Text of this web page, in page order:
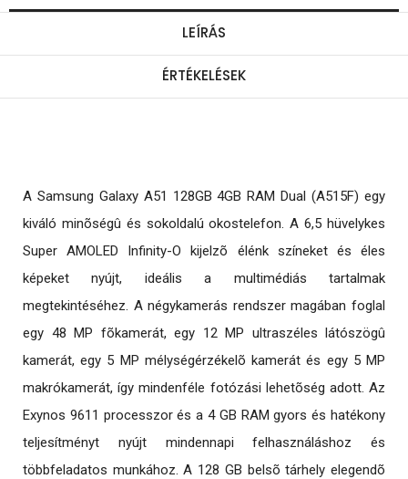
LEÍRÁS
ÉRTÉKELÉSEK
A Samsung Galaxy A51 128GB 4GB RAM Dual (A515F) egy
kiváló minõségû és sokoldalú okostelefon. A 6,5 hüvelykes
Super AMOLED Infinity-O kijelzõ élénk színeket és éles
képeket nyújt, ideális a multimédiás tartalmak
megtekintéséhez. A négykamerás rendszer magában foglal
egy 48 MP fõkamerát, egy 12 MP ultraszéles látószögû
kamerát, egy 5 MP mélységérzékelõ kamerát és egy 5 MP
makrókamerát, így mindenféle fotózási lehetõség adott. Az
Exynos 9611 processzor és a 4 GB RAM gyors és hatékony
teljesítményt nyújt mindennapi felhasználáshoz és
többfeladatos munkához. A 128 GB belsõ tárhely elegendõ